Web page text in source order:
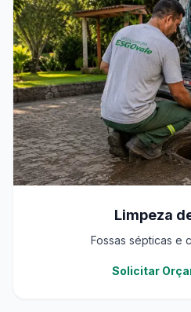
Limpeza
Fossas sépticas e
Solicitar